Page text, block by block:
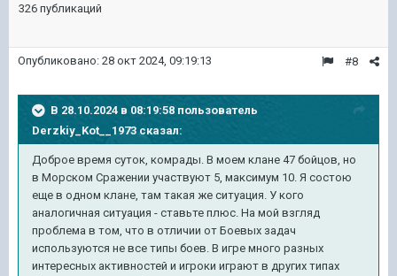
326 публикаций
#8
Опубликовано: 28 окт 2024, 09:19:13
В 28.10.2024 в 08:19:58 пользователь
Derzkiy_Kot__1973сказал:
Доброе время суток, комрады. В моем клане 47 бойцов, но
в Морском Сражении участвуют 5, максимум 10. Я состою
еще в одном клане, там такая же ситуация. У кого
аналогичная ситуация - ставьте плюс. На мой взгляд
проблема в том, что в отличии от Боевых задач
используются не все типы боев. В игре много разных
интересных активностей и игроки играют в других типах